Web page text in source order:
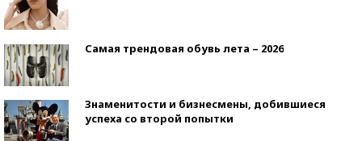
Самая трендовая обувь лета – 2026
Знаменитости и бизнесмены, добившиеся
успеха со второй попытки